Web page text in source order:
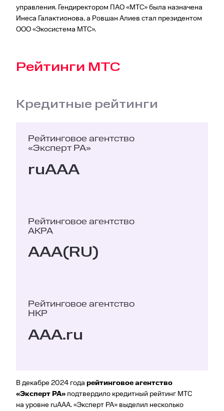
управления. Гендиректором ПАО «МТС» была назначена
Инеса Галактионова, а Ровшан Алиев стал президентом
ООО «Экосистема МТС».
Рейтинги МТС
Кредитные рейтинги
Рейтинговое агентство
«Эксперт РА»
ruAAA
Рейтинговое агентство
АКРА
AAA(RU)
Рейтинговое агентство
НКР
AAA.ru
В декабре 2024 года рейтинговое агентство
«Эксперт РА» подтвердило кредитный рейтинг МТС
на уровне ruАAА. «Эксперт РА» выделил несколько